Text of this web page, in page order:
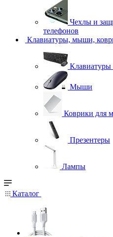
Чехлы и
телефонов
Клавиатуры, мыши,
Мыши
Коврики для
Презентеры
Лампы
Каталог